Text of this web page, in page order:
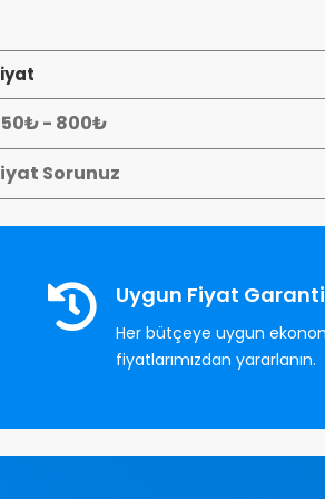
- 800₺
Sorunuz
Uygun Fiyat
Her bütçeye uygun
fiyatlarımızdan yararlanın.